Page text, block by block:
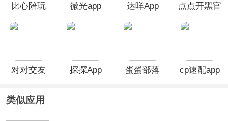
比心陪玩
微光app 达咩App
点点开黑官
对对交友
探探App
蛋蛋部落
cp速配app
类似应用